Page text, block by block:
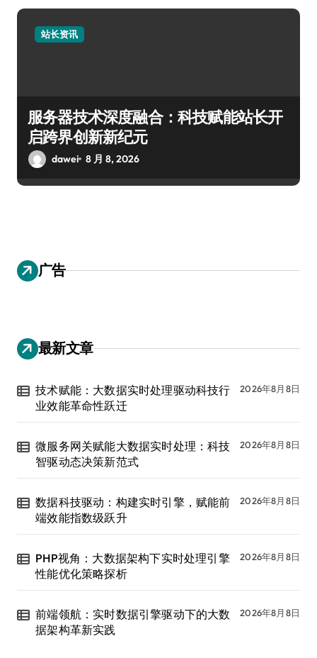
站长资讯
服务器技术深度融合：科技赋能站长开
启跨界创新新纪元
dawei 8 月 8, 2026
广告
最新文章
技术赋能：大数据实时处理驱动科技行
业效能革命性跃迁
2026年8月8日
微服务网关赋能大数据实时处理：科技
智驱动态决策新范式
2026年8月8日
数据科技驱动：构建实时引擎，赋能前
端效能指数级跃升
2026年8月8日
PHP视角：大数据架构下实时处理引擎
性能优化策略探析
2026年8月8日
前端领航：实时数据引擎驱动下的大数
据架构革新实践
2026年8月8日